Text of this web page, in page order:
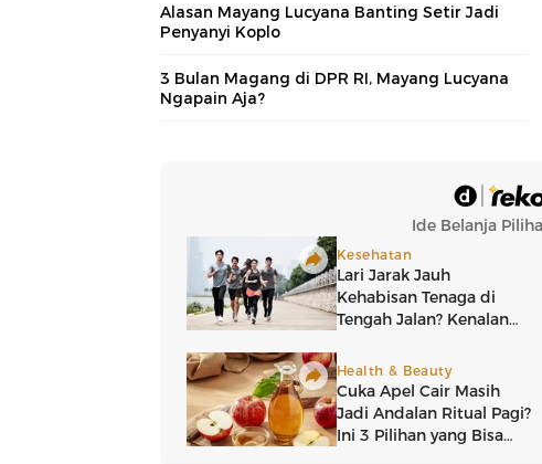
Alasan Mayang Lucyana Banting Setir Jadi
Penyanyi Koplo
3 Bulan Magang di DPR RI, Mayang Lucyana
Ngapain Aja?